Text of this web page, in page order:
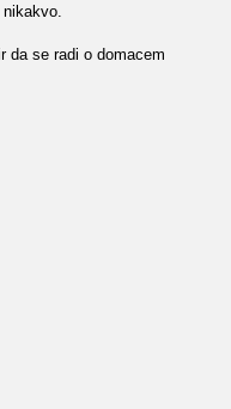
nikakvo.
da se radi o domacem